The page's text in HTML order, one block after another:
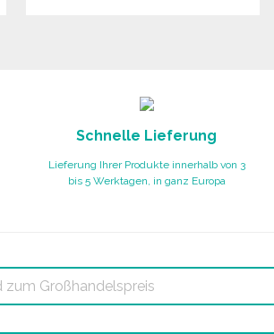
Schnelle Lieferung
Lieferung Ihrer Produkte innerhalb von 3
bis 5 Werktagen, in ganz Europa